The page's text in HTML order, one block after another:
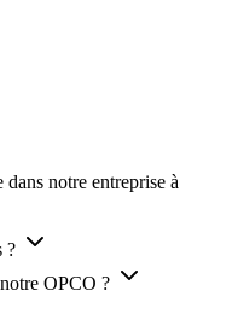
notre entreprise à
?
OPCO ?